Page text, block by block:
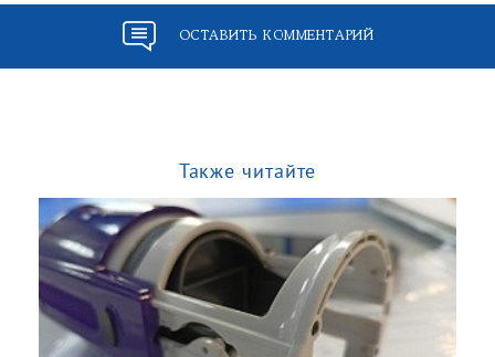
ОСТАВИТЬ КОММЕНТАРИЙ
Также читайте